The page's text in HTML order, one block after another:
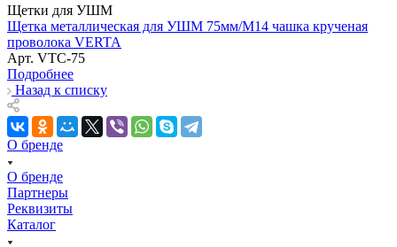
Щетки для УШМ
Щетка металлическая для УШМ 75мм/М14 чашка крученая
проволока VERTA
Арт. VTC-75
Подробнее
Назад к списку
О бренде
О бренде
Партнеры
Реквизиты
Каталог